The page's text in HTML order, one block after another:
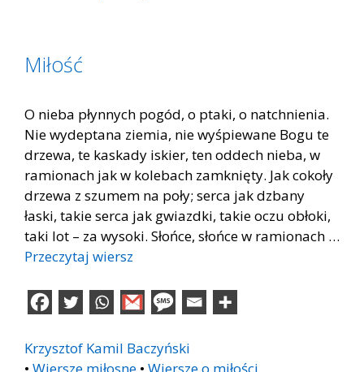
Miłość
O nieba płynnych pogód, o ptaki, o natchnienia.
Nie wydeptana ziemia, nie wyśpiewane Bogu te
drzewa, te kaskady iskier, ten oddech nieba, w
ramionach jak w kolebach zamknięty. Jak cokoły
drzewa z szumem na poły; serca jak dzbany
łaski, takie serca jak gwiazdki, takie oczu obłoki,
taki lot – za wysoki. Słońce, słońce w ramionach …
Przeczytaj wiersz
Krzysztof Kamil Baczyński